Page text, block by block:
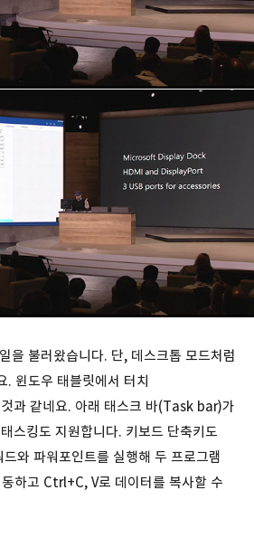
을 불러왔습니다. 단, 데스크톱 모드처럼
. 윈도우 태블릿에서 터치
과 같네요. 아래 태스크 바(Task bar)가
스킹도 지원합니다. 키보드 단축키도
와 파워포인트를 실행해 두 프로그램
하고 Ctrl+C, V로 데이터를 복사할 수